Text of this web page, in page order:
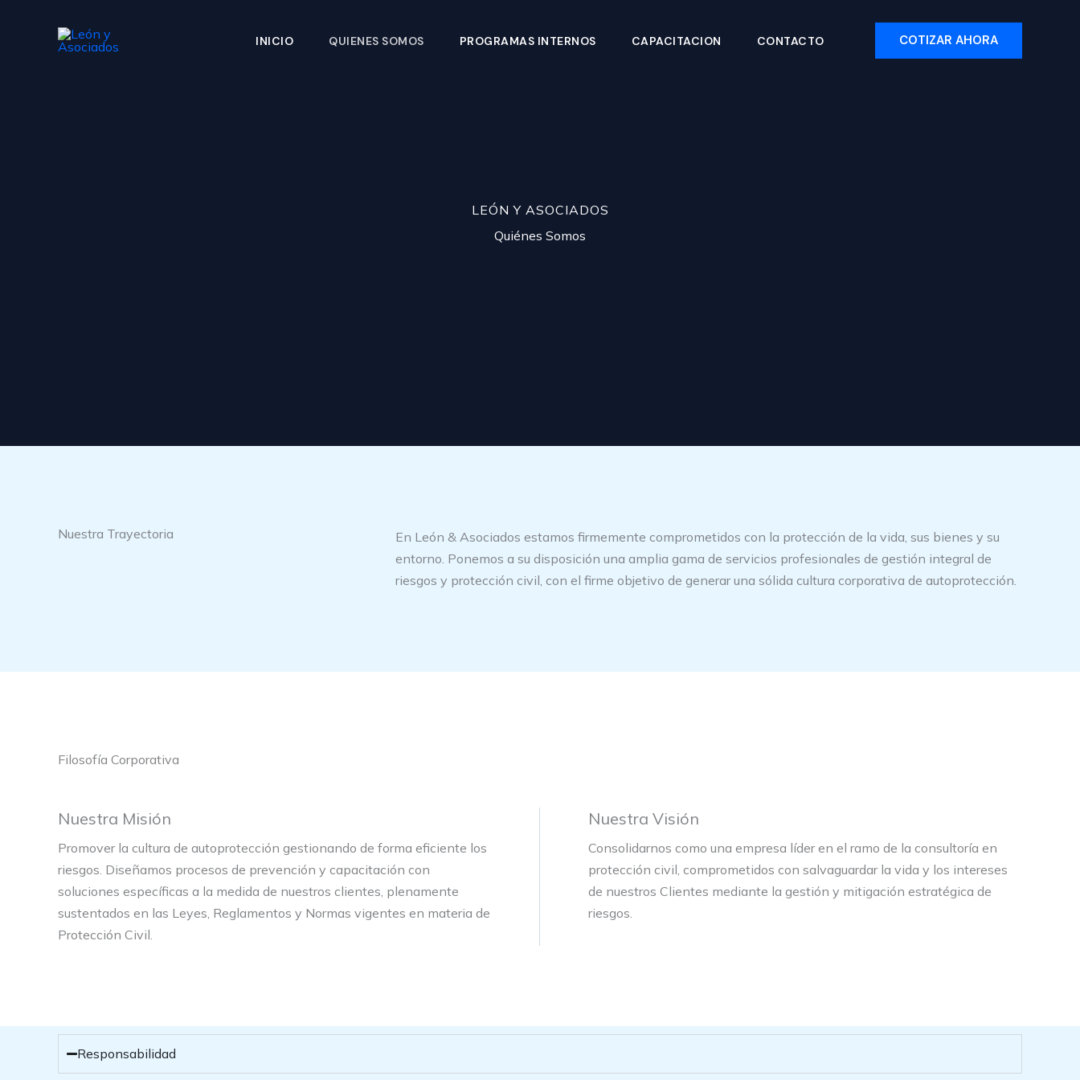
contenido
INICIO QUIENES SOMOS PROGRAMAS INTERNOS CAPACITACION CONTACTO COTIZAR AHORA
LEÓN Y ASOCIADOS
Quiénes Somos
Nuestra Trayectoria
En León & Asociados estamos firmemente comprometidos con la protección de la vida, sus bienes y su
entorno. Ponemos a su disposición una amplia gama de servicios profesionales de gestión integral de
riesgos y protección civil, con el firme objetivo de generar una sólida cultura corporativa de autoprotección.
Filosofía Corporativa
Nuestra Misión
Promover la cultura de autoprotección gestionando de forma eficiente los
riesgos. Diseñamos procesos de prevención y capacitación con
soluciones específicas a la medida de nuestros clientes, plenamente
sustentados en las Leyes, Reglamentos y Normas vigentes en materia de
Protección Civil.
Nuestra Visión
Consolidarnos como una empresa líder en el ramo de la consultoría en
protección civil, comprometidos con salvaguardar la vida y los intereses
de nuestros Clientes mediante la gestión y mitigación estratégica de
riesgos.
Responsabilidad